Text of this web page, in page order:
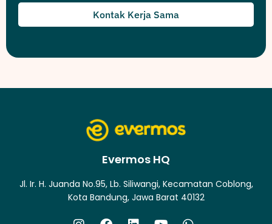
Kontak Kerja Sama
Evermos HQ
Jl. Ir. H. Juanda No.95, Lb. Siliwangi, Kecamatan Coblong,
Kota Bandung, Jawa Barat 40132